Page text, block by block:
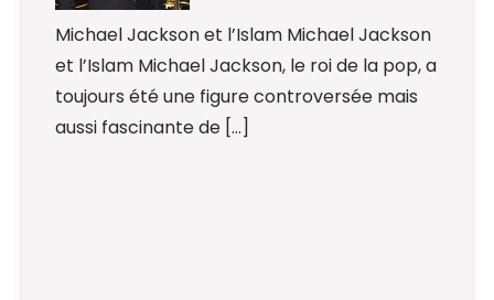
Michael Jackson et l’Islam Michael Jackson
et l’Islam Michael Jackson, le roi de la pop, a
toujours été une figure controversée mais
aussi fascinante de […]